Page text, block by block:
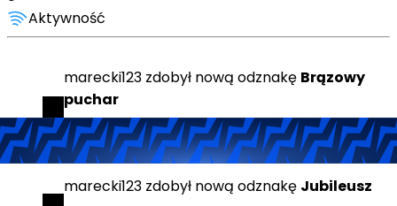
Aktywność
marecki123 zdobył nową odznakę Brązowy
puchar
3 lata temu
marecki123 zdobył nową odznakę Jubileusz